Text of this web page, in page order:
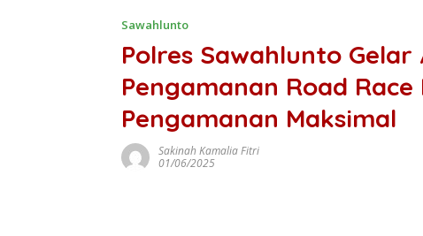
Sawahlunto
Polres Sawahlunto Gelar
Pengamanan Road
Pengamanan Maksimal
Sakinah Kamalia Fitri
01/06/2025